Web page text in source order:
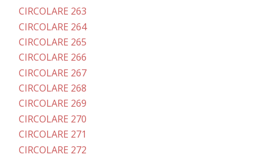
CIRCOLARE 263
CIRCOLARE 264
CIRCOLARE 265
CIRCOLARE 266
CIRCOLARE 267
CIRCOLARE 268
CIRCOLARE 269
CIRCOLARE 270
CIRCOLARE 271
CIRCOLARE 272